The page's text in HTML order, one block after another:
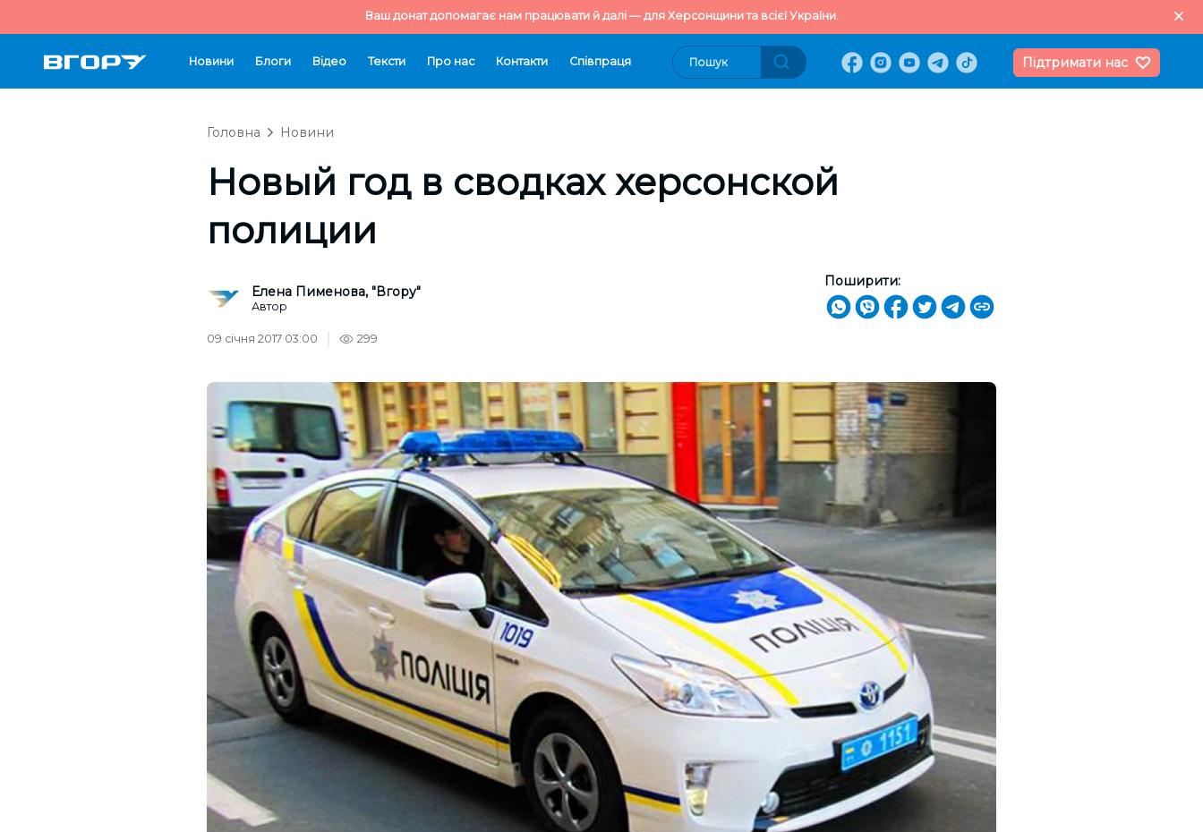
Ваш донат допомагає нам працювати й далі — для Херсонщини та всієї України.
Новини Блоги Відео Тексти Про нас Контакти Cпівпраця Підтримати нас
Головна Новини
Новый год в сводках херсонской
полиции
Елена Пименова, "Вгору"
Автор
Поширити:
09 січня 2017 03:00 299